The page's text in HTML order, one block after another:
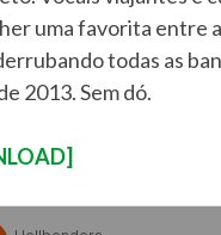
uma favorita entre
todas as
2013. Sem dó.